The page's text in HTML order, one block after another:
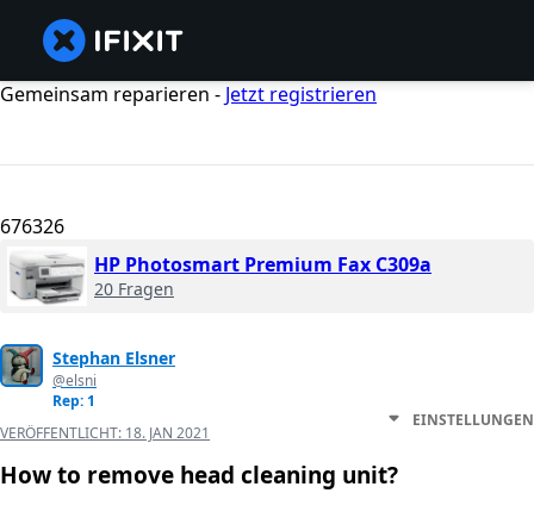
Gemeinsam reparieren - Jetzt registrieren
676326
HP Photosmart Premium Fax C309a
20 Fragen
Stephan Elsner
@elsni
Rep: 1
VERÖFFENTLICHT: 18. JAN 2021
EINSTELLUNGEN
How to remove head cleaning unit?